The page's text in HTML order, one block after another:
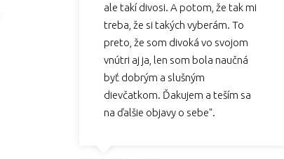
ale takí divosi. A potom, že tak mi
treba, že si takých vyberám. To
preto, že som divoká vo svojom
vnútri aj ja, len som bola naučná
byť dobrým a slušným
dievčatkom. Ďakujem a teším sa
na ďalšie objavy o sebe".